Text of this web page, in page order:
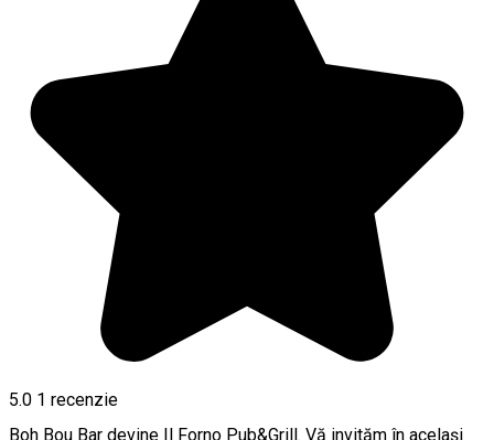
5.0 1 recenzie
Boh Bou Bar devine Il Forno Pub&Grill. Vă invităm în același